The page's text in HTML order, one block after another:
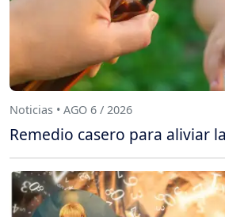
Noticias • AGO 6 / 2026
Remedio casero para aliviar